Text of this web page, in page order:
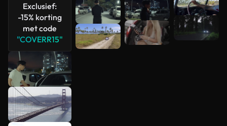
Exclusief:
-15% korting
met code
"COVERR15"